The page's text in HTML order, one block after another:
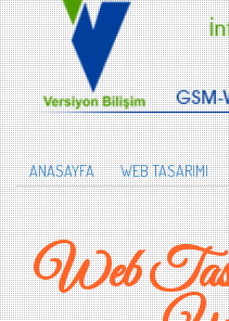
ANASAYFA WEB TASARIMI
Web